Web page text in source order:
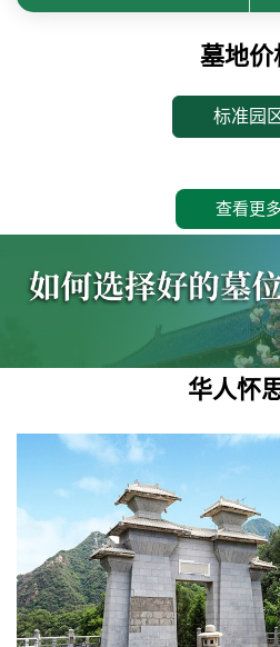
墓地价
标准园
查看更多
华人怀